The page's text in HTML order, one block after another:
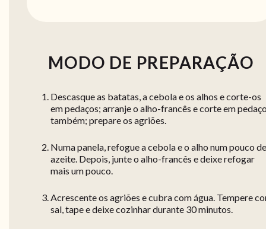
MODO DE PREPARAÇÃO
Descasque as batatas, a cebola e os alhos e corte-os
em pedaços; arranje o alho-francês e corte em
também; prepare os agriões.
Numa panela, refogue a cebola e o alho num pouco de
azeite. Depois, junte o alho-francês e deixe refogar
mais um pouco.
Acrescente os agriões e cubra com água. Tempere
sal, tape e deixe cozinhar durante 30 minutos.